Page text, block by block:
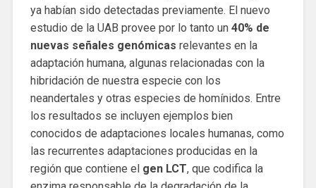
ya habían sido detectadas previamente. El nuevo
estudio de la UAB provee por lo tanto un 40% de
nuevas señales genómicas relevantes en la
adaptación humana, algunas relacionadas con la
hibridación de nuestra especie con los
neandertales y otras especies de homínidos. Entre
los resultados se incluyen ejemplos bien
conocidos de adaptaciones locales humanas, como
las recurrentes adaptaciones producidas en la
región que contiene el gen LCT, que codifica la